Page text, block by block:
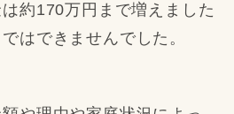
約170万円まで増えました
はできませんでした。